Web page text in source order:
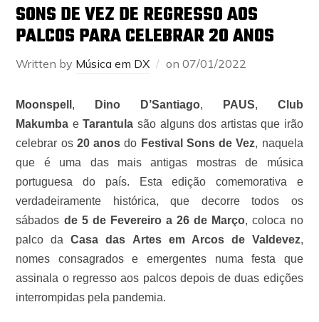
SONS DE VEZ DE REGRESSO AOS
PALCOS PARA CELEBRAR 20 ANOS
Written by Música em DX on07/01/2022
Moonspell , Dino D’Santiago, PAUS,
Club
Makumba e Tarantula são alguns dos artistas que irão
celebrar os 20 anos do Festival Sons de Vez, naquela
que é uma das mais antigas mostras de música
portuguesa do país. Esta edição comemorativa e
verdadeiramente histórica, que decorre todos os
sábados de 5 de Fevereiro a 26 de Março, coloca no
palco da
Casa das Artes em Arcos de Valdevez,
nomes consagrados e emergentes numa festa que
assinala o regresso aos palcos depois de duas edições
interrompidas pela pandemia.